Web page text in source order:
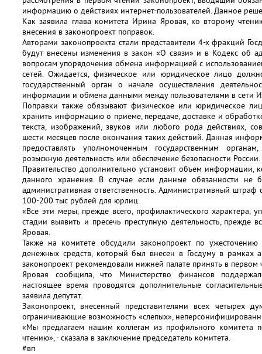
информацию о действиях интернет-пользователей. Данное
Как заявила глава комитета Ирина Яровая, ко второму
внесения в законопроект поправок.
Авторами законопроекта стали представители 4-х фракций
будут внесены изменения в закон «О связи» и в Кодекс об
вопросам упорядочения обмена информацией с
сетей. Ожидается, физическое или юридическое лицо
государственный орган о начале осуществления
информации и обмена данными между пользователями в сети
Поправки также обязывают физическое или юридическое
хранить информацию о приеме, передаче, доставке и
текста, изображений, звуков или любого рода действиях,
шести месяцев после окончания таких действий. Данная
предоставлять уполномоченным государственным
розыскную деятельность или обеспечение безопасности России.
Правительство дополнительно установит объем информации,
данного хранения. В случае если данные обязанности не
административная ответственность. Административный
100-200 тыс рублей для юрлиц.
«Все эти меры, прежде всего, профилактического
стадии выявить и пресечь преступную деятельность, прежде
Яровая.
Также на комитете обсудили законопроект по
денежных средств, который был внесен в Госдуму в рамках
законопроект рекомендовали нижней палате принять в первом
Яровая сообщила, что Министерство финансов
настоящее время проводятся дополнительные
заявила депутат.
Законопроект, внесенный представителями всех четырех
ограничивающие возможность «слепых»,
«Мы предлагаем нашим коллегам из профильного комитета
чтению», - сказала в заключение председатель комитета.
#вп